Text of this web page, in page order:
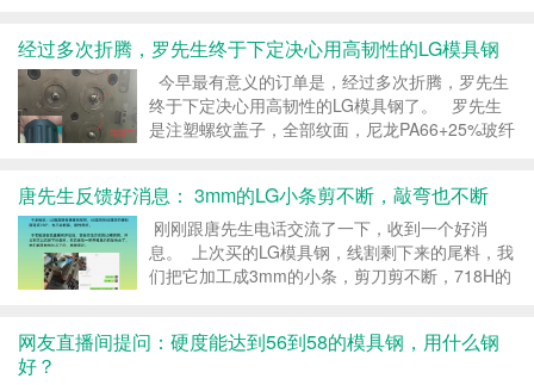
HRC54-58，韧性好到敲...
经过多次折腾，罗先生终于下定决心用高韧性的LG模具钢
今早最有意义的订单是，经过多次折腾，罗先生
终于下定决心用高韧性的LG模具钢了。 罗先生
是注塑螺纹盖子，全部纹面，尼龙PA66+25%玻纤
唐先生反馈好消息： 3mm的LG小条剪不断，敲弯也不断
刚刚跟唐先生电话交流了一下，收到一个好消
息。 上次买的LG模具钢，线割剩下来的尾料，我
们把它加工成3mm的小条，剪刀剪不断，718H的
弯也不断，这个反馈...
网友直播间提问：硬度能达到56到58的模具钢，用什么钢
好？